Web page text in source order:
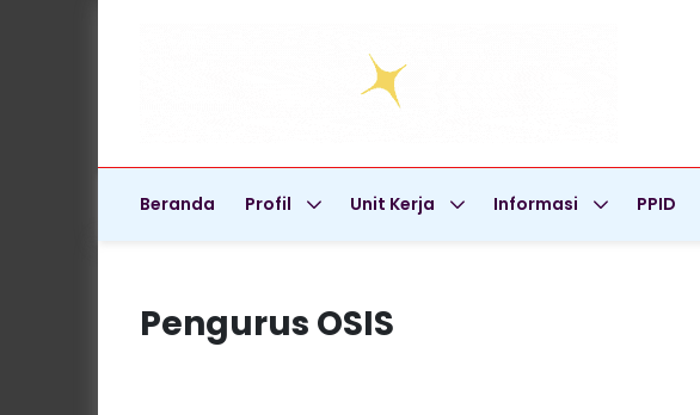
Beranda Profil Unit Kerja Informasi PPID
Pengurus OSIS